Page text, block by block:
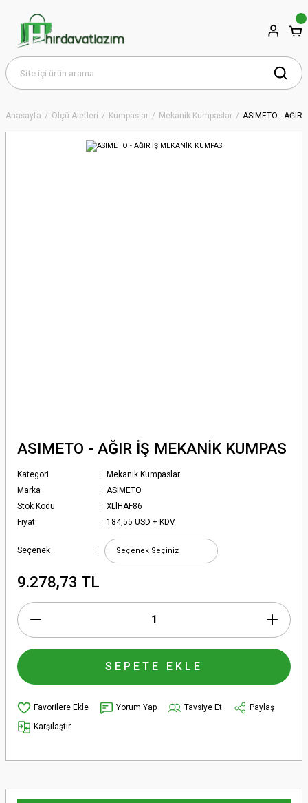
Anasayfa Ölçü Aletleri Kumpaslar Mekanik Kumpaslar ASIMETO - AĞIR
ASIMETO - AĞIR İŞ MEKANİK KUMPAS
Kategori
Mekanik Kumpaslar
Marka
ASIMETO
Stok Kodu
XLlHAF86
Fiyat
184,55 USD + KDV
Seçenek
9.278,73 TL
SEPETE EKLE
Yorum Yap Tavsiye Et
Paylaş
Karşılaştır